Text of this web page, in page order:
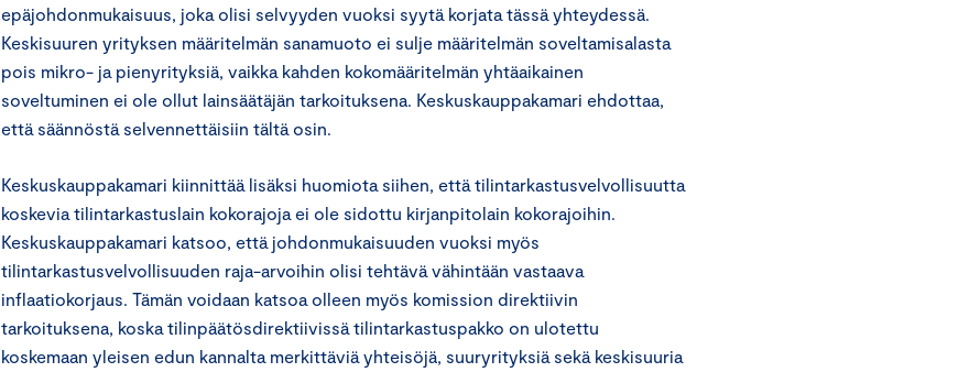
epäjohdonmukaisuus, joka olisi selvyyden vuoksi syytä korjata tässä yhteydessä.
Keskisuuren yrityksen määritelmän sanamuoto ei sulje määritelmän soveltamisalasta
pois mikro- ja pienyrityksiä, vaikka kahden kokomääritelmän yhtäaikainen
soveltuminen ei ole ollut lainsäätäjän tarkoituksena. Keskuskauppakamari ehdottaa,
että säännöstä selvennettäisiin tältä osin.
Keskuskauppakamari kiinnittää lisäksi huomiota siihen, että tilintarkastusvelvollisuutta
koskevia tilintarkastuslain kokorajoja ei ole sidottu kirjanpitolain kokorajoihin.
Keskuskauppakamari katsoo, että johdonmukaisuuden vuoksi myös
tilintarkastusvelvollisuuden raja-arvoihin olisi tehtävä vähintään vastaava
inflaatiokorjaus. Tämän voidaan katsoa olleen myös komission direktiivin
tarkoituksena, koska tilinpäätösdirektiivissä tilintarkastuspakko on ulotettu
koskemaan yleisen edun kannalta merkittäviä yhteisöjä, suuryrityksiä sekä keskisuuria